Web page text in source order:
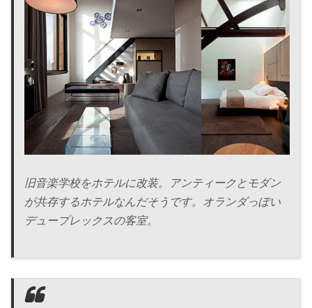
旧音楽学校をホテルに改装。アンティークとモダン
が共存するホテルなんだそうです。オランダっぽい
デュープレックスの客室。